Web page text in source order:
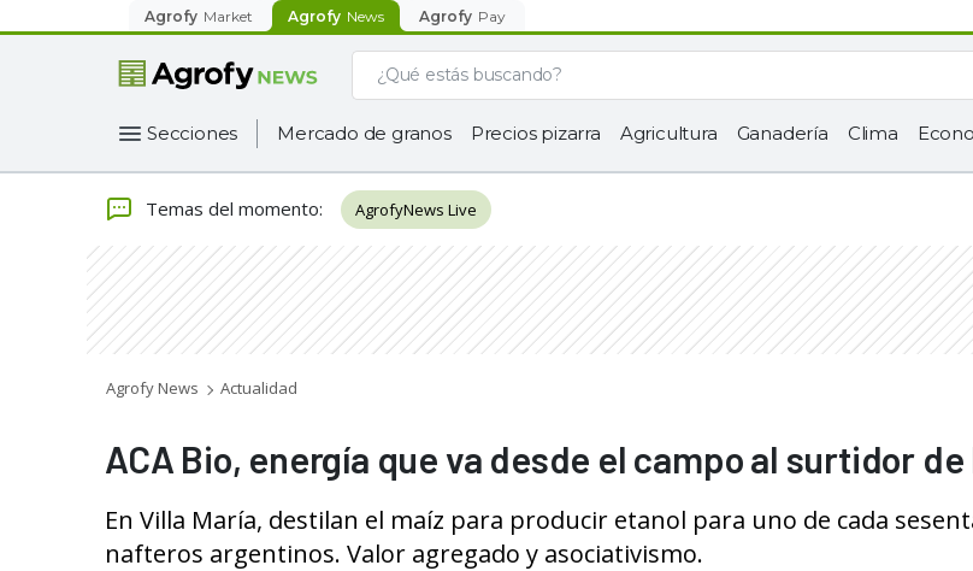
Agrofy Market Agrofy News Agrofy Pay
Secciones Mercado de granos Precios pizarra Agricultura Ganadería Clima
Temas del momento: AgrofyNews Live
Agrofy News Actualidad
ACA Bio, energía que va desde el campo al surtidor
En Villa María, destilan el maíz para producir etanol para uno de cada
nafteros argentinos. Valor agregado y asociativismo.